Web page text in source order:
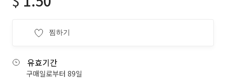
찜하기
유효기간
구매일로부터 89일